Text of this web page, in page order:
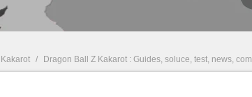
/ Dragon Ball Z Kakarot : Guides, soluce, test, news, combats